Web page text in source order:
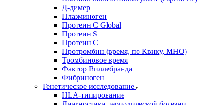
Д-димер
Плазминоген
Протеин C Global
Протеин S
Протеин С
Протромбин (время, по Квику, МНО)
Тромбиновое время
Фактор Виллебранда
Фибриноген
Генетическое исследование
HLA-типирование